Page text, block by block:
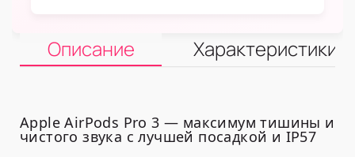
Описание Характеристики
Apple AirPods Pro 3 — максимум тишины и
чистого звука с лучшей посадкой и IP57